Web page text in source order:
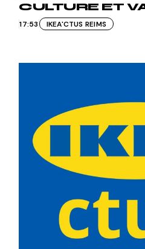
CULTURE ET
17:53 IKEA'CTUS REIMS